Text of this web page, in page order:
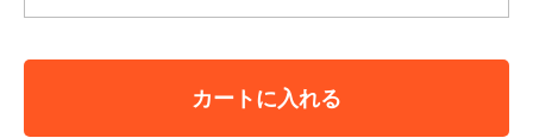
カートに入れる